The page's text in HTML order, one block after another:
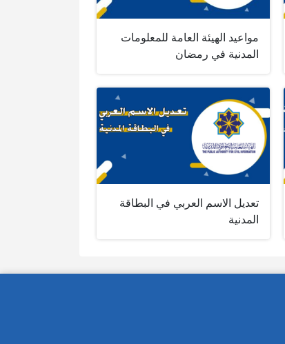
مواعيد الهيئة العامة للمعلومات
المدنية في رمضان
تعديل الاسم العربي في البطاقة
المدنية